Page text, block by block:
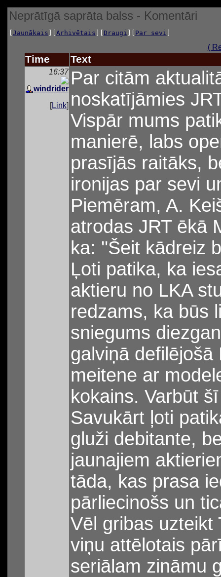
Neprātīgā saprāta balss - Komentāri
[Jaunākais ][Arhivētais ][ Draugi ][ Par sevi ]
(
Time Text
16:37
windrider
[Link]
Par citām
noskatījāmies
Vispār mums
manierē, labs
prasījās raitāks,
ironijas par sevi
Piemēram, A.
atrodas JRT ēkā
ka: ''Šeit kādreiz
Ļoti patika, ka
aktieru no LKA
redzams, ka būs
sniegums
galviņā
meitene ar
kokains. Varbūt
Savukārt ļoti
gluži debitante,
jaunajiem
tāda, kas prasa
pārliecinošs un
Vēl gribas uzteikt
viņu attēlotais
seriālam zināmu